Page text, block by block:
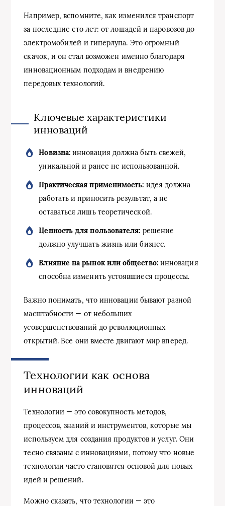
Например, вспомните, как изменился транспорт
за последние сто лет: от лошадей и паровозов до
электромобилей и гиперлупа. Это огромный
скачок, и он стал возможен именно благодаря
инновационным подходам и внедрению
передовых технологий.
Ключевые характеристики
инноваций
Новизна: инновация должна быть свежей,
уникальной и ранее не использованной.
Практическая применимость: идея должна
работать и приносить результат, а не
оставаться лишь теоретической.
Ценность для пользователя: решение
должно улучшать жизнь или бизнес.
Влияние на рынок или общество:инновация
способна изменить устоявшиеся процессы.
Важно понимать, что инновации бывают разной
масштабности — от небольших
усовершенствований до революционных
открытий. Все они вместе двигают мир вперед.
Технологии как основа
инноваций
Технологии — это совокупность методов,
процессов, знаний и инструментов, которые мы
используем для создания продуктов и услуг. Они
тесно связаны с инновациями, потому что новые
технологии часто становятся основой для новых
идей и решений.
Можно сказать, что технологии — это